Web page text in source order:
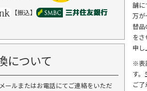
【振込】
について
ールまたはお電話にてご連絡をいただ
舗に
万が
替品
を
申し
※表
す
ご